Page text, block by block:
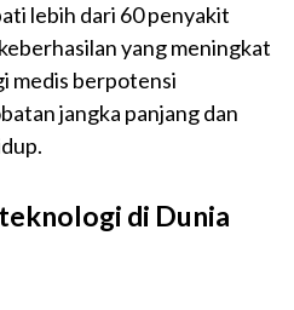
lebih dari 60 penyakit
yang meningkat
medis berpotensi
jangka panjang dan
di Dunia